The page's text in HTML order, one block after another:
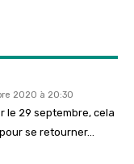
2020 à 20:30
le 29 septembre, cela
se retourner…